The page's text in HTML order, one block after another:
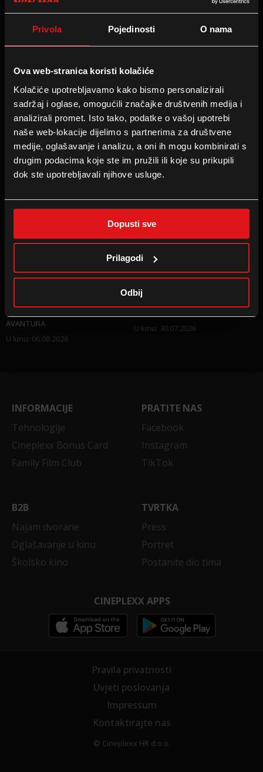
Privola Pojedinosti O nama
Ova web-stranica koristi kolačiće
Kolačiće upotrebljavamo kako bismo personalizirali
sadržaj i oglase, omogućili značajke društvenih medija i
analizirali promet. Isto tako, podatke o vašoj upotrebi
naše web-lokacije dijelimo s partnerima za društvene
medije, oglašavanje i analizu, a oni ih mogu kombinirati s
drugim podacima koje ste im pružili ili koje su prikupili
dok ste upotrebljavali njihove usluge.
Dopusti sve
Prilagodi
Odbij
30.07.2026 16.07.2026
AVANTURA
U kinu: 06.08.2026
U kinu: 30.07.2026
INFORMACIJE
Tehnologije
Cineplexx Bonus Card
Family Film Club
PRATITE NAS
Facebook
Instagram
TikTok
B2B
Najam dvorane
Oglašavanje u kinu
Školsko kino
TVRTKA
Press
Portret
Postanite dio tima
CINEPLEXX APPS
© Cineplexx HR d.o.o.
Pravila privatnosti
Uvjeti poslovanja
Impressum
Kontaktirajte nas